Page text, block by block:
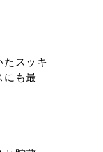
たスッキ
にも最